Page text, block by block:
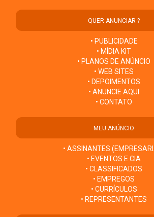
QUER ANUNCIAR ?
• PUBLICIDADE
• MÍDIA KIT
• PLANOS DE ANÚNCIO
• WEB SITES
• DEPOIMENTOS
• ANUNCIE AQUI
• CONTATO
MEU ANÚNCIO
• ASSINANTES
• EVENTOS E CIA
• CLASSIFICADOS
• EMPREGOS
• CURRÍCULOS
• REPRESENTANTES